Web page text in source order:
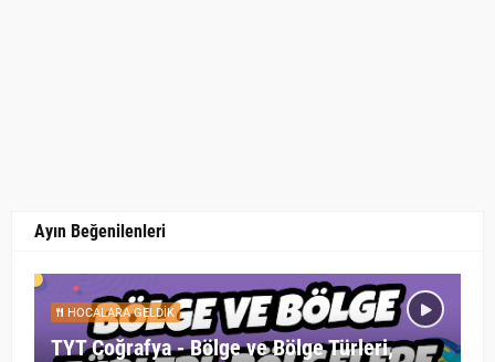
Ayın Beğenilenleri
HOCALARA GELDIK
TYT Coğrafya - Bölge ve Bölge Türleri,